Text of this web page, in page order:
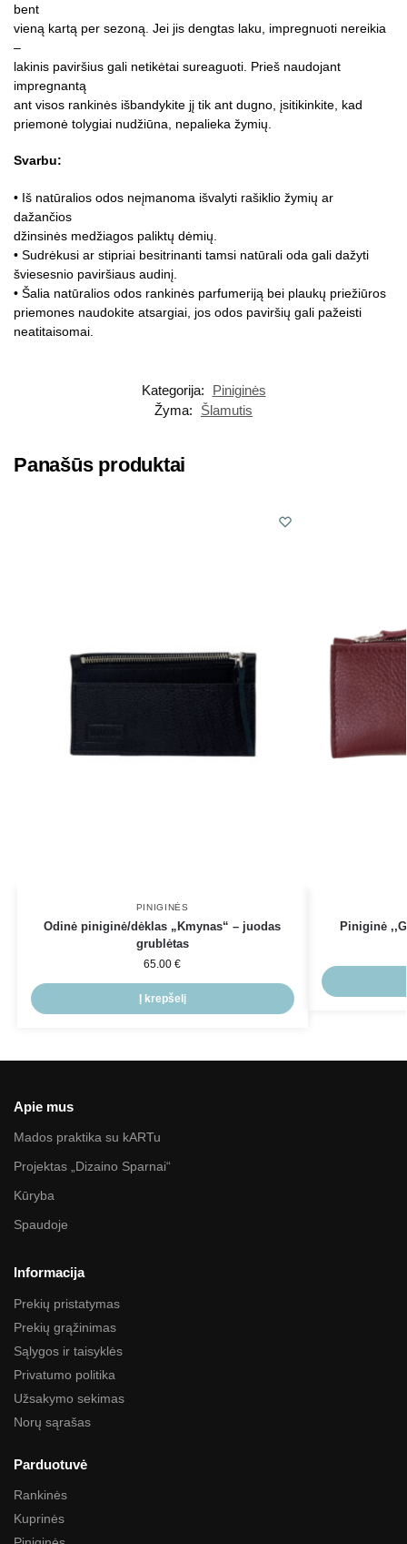
bent
vieną kartą per sezoną. Jei jis dengtas laku, impregnuoti nereikia
–
lakinis paviršius gali netikėtai sureaguoti. Prieš naudojant
impregnantą
ant visos rankinės išbandykite jį tik ant dugno, įsitikinkite, kad
priemonė tolygiai nudžiūna, nepalieka žymių.
Svarbu:
• Iš natūralios odos neįmanoma išvalyti rašiklio žymių ar
dažančios
džinsinės medžiagos paliktų dėmių.
• Sudrėkusi ar stipriai besitrinanti tamsi natūrali oda gali dažyti
šviesesnio paviršiaus audinį.
• Šalia natūralios odos rankinės parfumeriją bei plaukų priežiūros
priemones naudokite atsargiai, jos odos paviršių gali pažeisti
neatitaisomai.
Kategorija:
Piniginės
Žyma:
Šlamutis
Panašūs produktai
PINIGINĖS
Odinė piniginė/dėklas „Kmynas“ – juodas
grublėtas
65.00€
Į krepšelį
Piniginė
Apie mus
Mados praktika su kARTu
Projektas „Dizaino Sparnai“
Kūryba
Spaudoje
Informacija
Prekių pristatymas
Prekių grąžinimas
Sąlygos ir taisyklės
Privatumo politika
Užsakymo sekimas
Norų sąrašas
Parduotuvė
Rankinės
Kuprinės